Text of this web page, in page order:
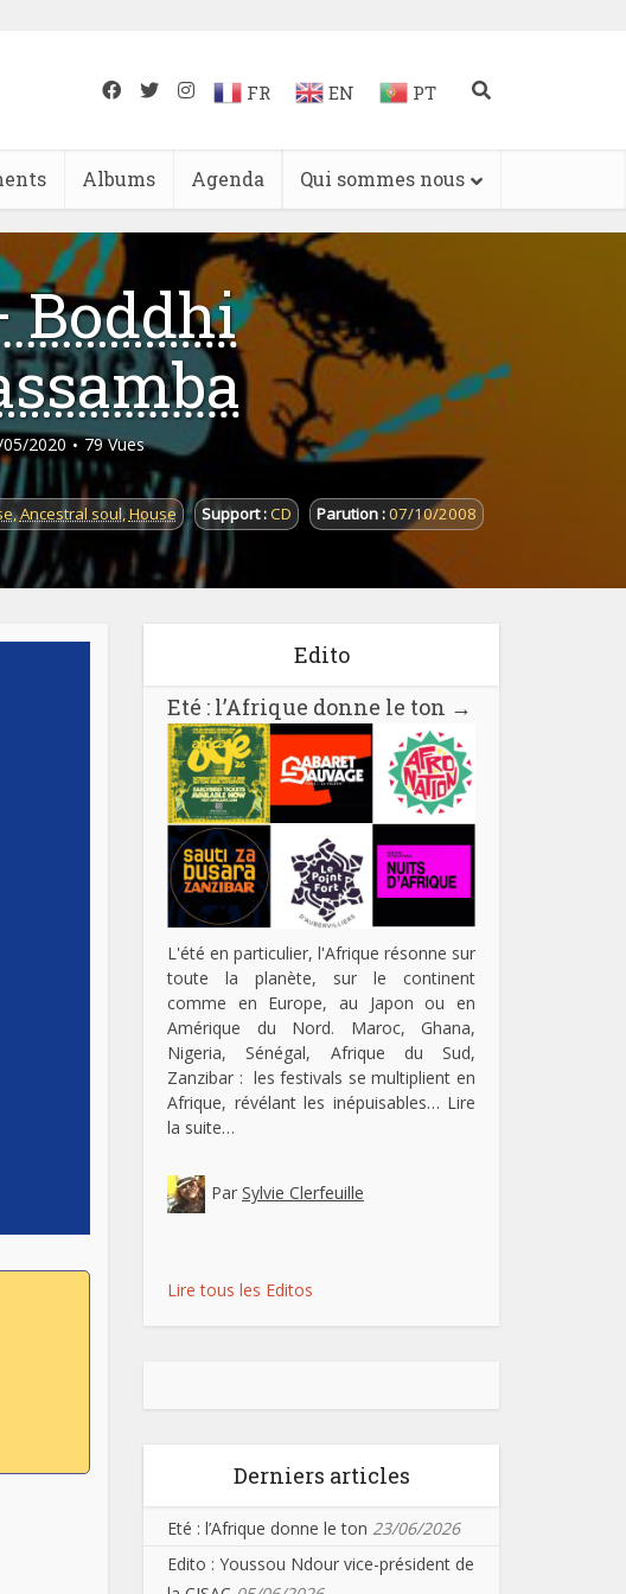
FR EN PT
Albums Agenda Qui sommes nous
Boddhi
2020 79 Vues
,Ancestral soul,House Support :CD Parution :07/10/2008
Edito
Eté : l’Afrique donne le ton →
L'été en particulier, l'Afrique résonne sur
toute la planète, sur le continent
comme en Europe, au Japon ou en
Amérique du Nord. Maroc, Ghana,
Nigeria, Sénégal, Afrique du Sud,
Zanzibar : les festivals se multiplient en
Afrique, révélant les inépuisables… Lire
la suite…
Par Sylvie Clerfeuille
Lire tous les Editos
Derniers articles
Eté : l’Afrique donne le ton 23/06/2026
Edito : Youssou Ndour vice-président de